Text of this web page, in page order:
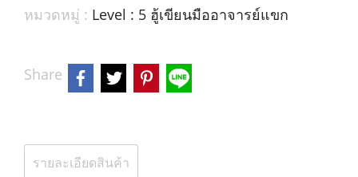
หมวดหมู่ : Level : 5 ฮู้เขียนมืออาจารย์แขก
Share
รายละเอียดสินค้า